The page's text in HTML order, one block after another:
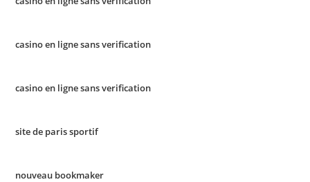
casino en ligne sans verification
casino en ligne sans verification
site de paris sportif
nouveau bookmaker